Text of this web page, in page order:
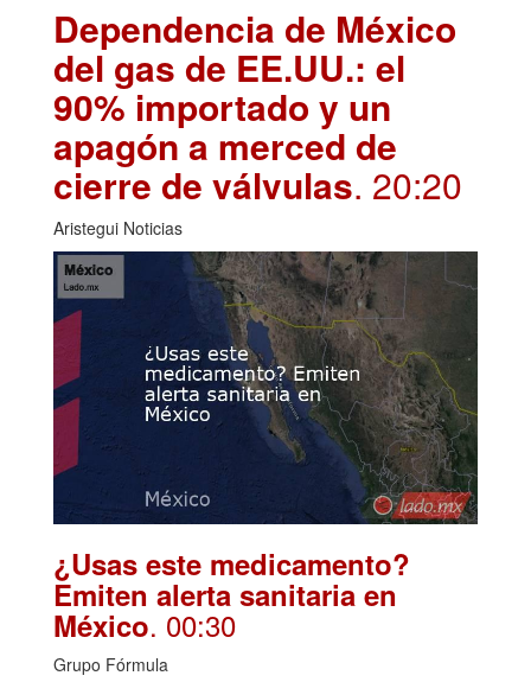
Dependencia de México
del gas de EE.UU.: el
90% importado y un
apagón a merced de
cierre de válvulas. 20:20
Aristegui Noticias
¿Usas este medicamento?
Emiten alerta sanitaria en
México. 00:30
Grupo Fórmula